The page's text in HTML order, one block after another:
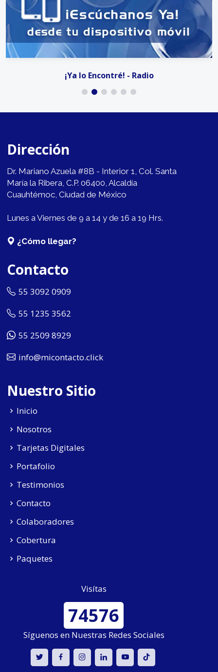
¡Ya lo Encontré! - Radio
Dirección
Dr. Mariano Azuela #8B - Interior 1, Col. Santa
María la Ribera, C.P. 06400, Alcaldía
Cuauhtémoc, Ciudad de México
Lunes a Viernes de 9 a 14 y de 16 a 19 Hrs.
¿Cómo llegar?
Contacto
55 3092 0909
55 1235 3562
55 2509 8929
info@micontacto.click
Nuestro Sitio
Inicio
Nosotros
Tarjetas Digitales
Portafolio
Testimonios
Contacto
Colaboradores
Cobertura
Paquetes
Visítas
74576
Síguenos en Nuestras Redes Sociales